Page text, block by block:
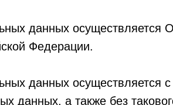
данных осуществляется
Федерации.
данных осуществляется
данных, а также без